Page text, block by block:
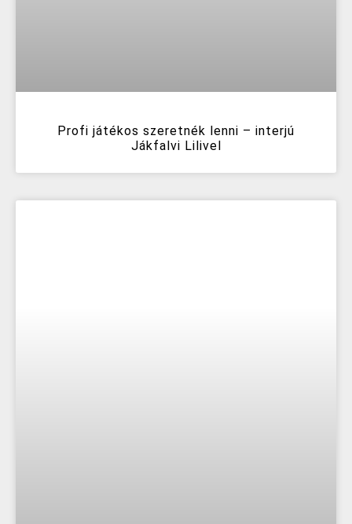
Profi játékos szeretnék lenni – interjú
Jákfalvi Lilivel